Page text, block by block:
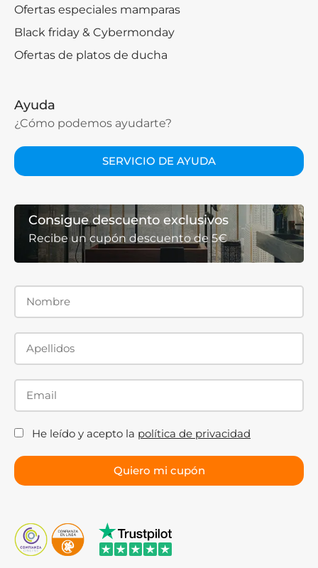
Ofertas especiales mamparas
Black friday & Cybermonday
Ofertas de platos de ducha
Ayuda
¿Cómo podemos ayudarte?
SERVICIO DE AYUDA
Consigue descuento exclusivos
Recibe un cupón descuento de 5€
He leído y acepto la política de privacidad